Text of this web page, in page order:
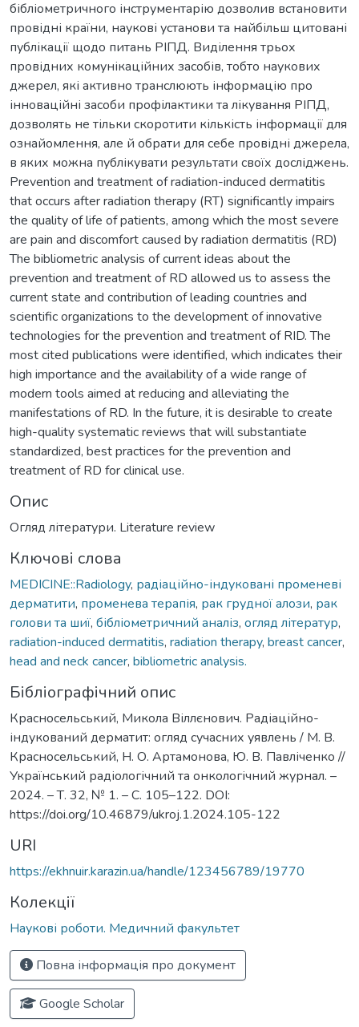
бібліометричного інструментарію дозволив встановити
провідні країни, наукові установи та найбільш цитовані
публікації щодо питань РІПД. Виділення трьох
провідних комунікаційних засобів, тобто наукових
джерел, які активно транслюють інформацію про
інноваційні засоби профілактики та лікування РІПД,
дозволять не тільки скоротити кількість інформації для
ознайомлення, але й обрати для себе провідні джерела,
в яких можна публікувати результати своїх досліджень.
Prevention and treatment of radiation-induced dermatitis
that occurs after radiation therapy (RT) significantly impairs
the quality of life of patients, among which the most severe
are pain and discomfort caused by radiation dermatitis (RD)
The bibliometric analysis of current ideas about the
prevention and treatment of RD allowed us to assess the
current state and contribution of leading countries and
scientific organizations to the development of innovative
technologies for the prevention and treatment of RID. The
most cited publications were identified, which indicates their
high importance and the availability of a wide range of
modern tools aimed at reducing and alleviating the
manifestations of RD. In the future, it is desirable to create
high-quality systematic reviews that will substantiate
standardized, best practices for the prevention and
treatment of RD for clinical use.
Опис
Огляд літератури. Literature review
Ключові слова
MEDICINE::Radiology, радіаційно-індуковані променеві
дерматити, променева терапія, рак грудної алози, рак
голови та шиї, бібліометричний аналіз, огляд літератур,
radiation-induced dermatitis, radiation therapy, breast cancer,
head and neck cancer, bibliometric analysis.
Бібліографічний опис
Красносельський, Микола Віллєнович. Радіаційно-
індукований дерматит: огляд сучасних уявлень / М. В.
Красносельський, Н. О. Артамонова, Ю. В. Павліченко //
Український радіологічний та онкологічний журнал. –
2024. – Т. 32, № 1. – С. 105–122. DOI:
https://doi.org/10.46879/ukroj.1.2024.105-122
URI
https://ekhnuir.karazin.ua/handle/123456789/19770
Колекції
Наукові роботи. Медичний факультет
Повна інформація про документ
Google Scholar